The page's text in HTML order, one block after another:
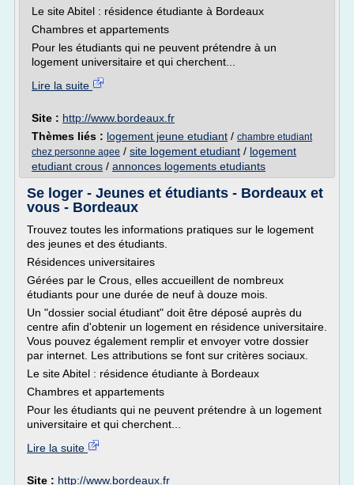
Le site Abitel : résidence étudiante à Bordeaux
Chambres et appartements
Pour les étudiants qui ne peuvent prétendre à un
logement universitaire et qui cherchent...
Lire la suite
Site : http://www.bordeaux.fr
Thèmes liés : logement jeune etudiant / chambre etudiant
chez personne agee / site logement etudiant / logement
etudiant crous / annonces logements etudiants
Se loger - Jeunes et étudiants - Bordeaux et
vous - Bordeaux
Trouvez toutes les informations pratiques sur le logement
des jeunes et des étudiants.
Résidences universitaires
Gérées par le Crous, elles accueillent de nombreux
étudiants pour une durée de neuf à douze mois.
Un "dossier social étudiant" doit être déposé auprès du
centre afin d'obtenir un logement en résidence universitaire.
Vous pouvez également remplir et envoyer votre dossier
par internet. Les attributions se font sur critères sociaux.
Le site Abitel : résidence étudiante à Bordeaux
Chambres et appartements
Pour les étudiants qui ne peuvent prétendre à un logement
universitaire et qui cherchent...
Lire la suite
Site : http://www.bordeaux.fr